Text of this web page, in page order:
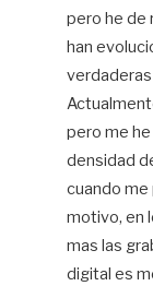
pero he de
han
pero me
densidad
cuando me
motivo, en
mas las
digital es